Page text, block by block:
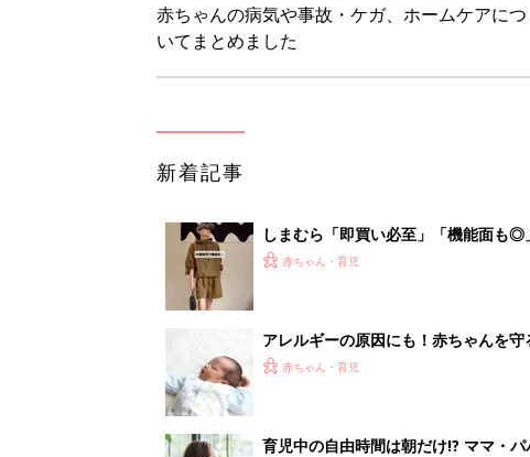
赤ちゃんの病気や事故・ケガ、ホームケアにつ
いてまとめました
新着記事
しまむら「即買い必至」「機能面も
赤ちゃん・育児
アレルギーの原因にも！赤ちゃんを
赤ちゃん・育児
育児中の自由時間は朝だけ!? ママ・